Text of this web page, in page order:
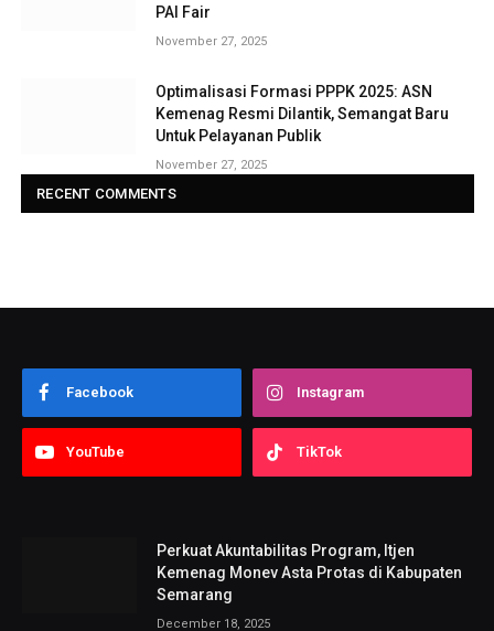
PAI Fair
November 27, 2025
Optimalisasi Formasi PPPK 2025: ASN
Kemenag Resmi Dilantik, Semangat Baru
Untuk Pelayanan Publik
November 27, 2025
RECENT COMMENTS
Facebook Instagram
YouTube TikTok
Perkuat Akuntabilitas Program, Itjen
Kemenag Monev Asta Protas di Kabupaten
Semarang
December 18, 2025